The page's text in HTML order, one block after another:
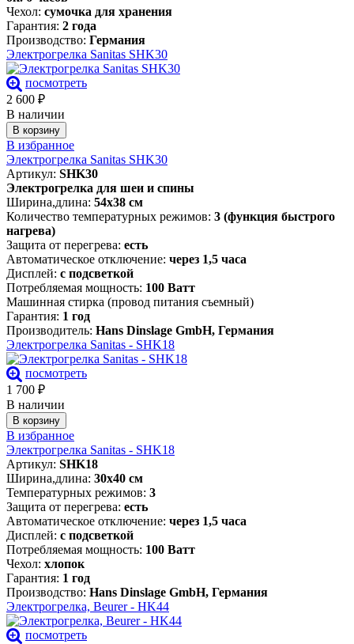
Чехол: сумочка для хранения
Гарантия: 2 года
Производство: Германия
Электрогрелка Sanitas SHK30
посмотреть
2 600 ₽
В наличии
В корзину
В избранное
Электрогрелка Sanitas SHK30
Артикул: SHK30
Электрогрелка для шеи и спины
Ширина,длина: 54х38 см
Количество температурных режимов: 3 (функция быстрого
нагрева)
Защита от перегрева: есть
Автоматическое отключение: через 1,5 часа
Дисплей: с подсветкой
Потребляемая мощность: 100 Ватт
Машинная стирка (провод питания съемный)
Гарантия: 1 год
Производитель: Hans Dinslage GmbH, Германия
Электрогрелка Sanitas - SHK18
посмотреть
1 700 ₽
В наличии
В корзину
В избранное
Электрогрелка Sanitas - SHK18
Артикул: SHK18
Ширина,длина: 30х40 см
Температурных режимов: 3
Защита от перегрева: есть
Автоматическое отключение: через 1,5 часа
Дисплей: с подсветкой
Потребляемая мощность: 100 Ватт
Чехол: хлопок
Гарантия: 1 год
Производство: Hans Dinslage GmbH, Германия
Электрогрелка, Beurer - HK44
посмотреть